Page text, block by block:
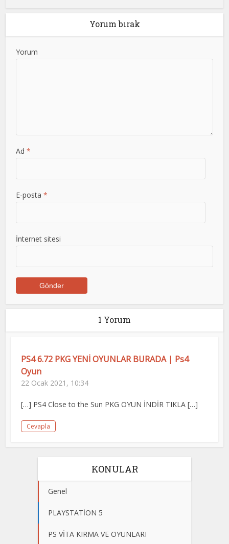
Yorum bırak
Yorum
Ad*
E-posta*
İnternet sitesi
1 Yorum
PS4 6.72 PKG YENİ OYUNLAR BURADA | Ps4
Oyun
22 Ocak 2021, 10:34
[…] PS4 Close to the Sun PKG OYUN İNDİR TIKLA […]
Cevapla
KONULAR
Genel
PLAYSTATİON 5
PS VİTA KIRMA VE OYUNLARI